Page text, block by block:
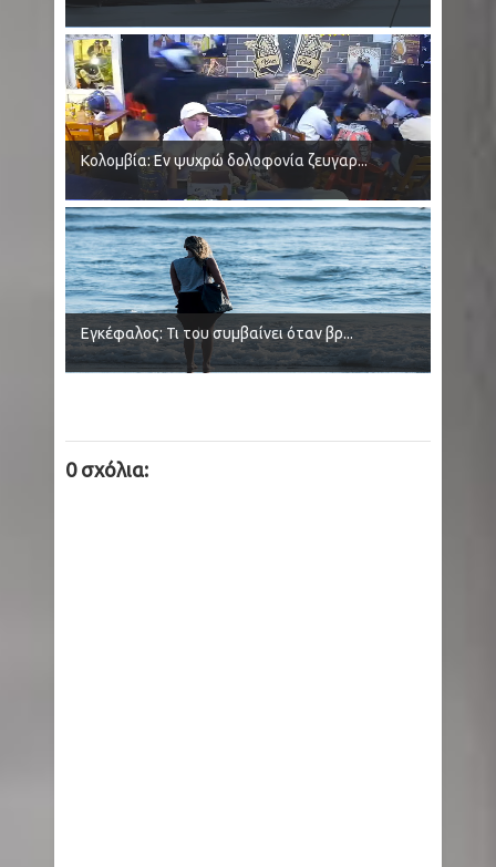
προστατεύσει τον άνδρα της - Ήταν γονείς
6χρονου κοριτσιού
Ρωσία: Μαύρες Χήρες - Παντρεύονται
νεοσύλλεκτους στρατιώτες για να εισπράξουν
αποζημιώσεις θανάτου
Κρήτη - Σητεία: Πυρκαγιά τώρα στην περιοχή
Καρυδι - Σηκώθηκαν 2 αεροσκάφη - Μήνυμα
του 112 για ετοιμότητα
Μύκονος: Άφησαν γαιδουράκι με δεμένα πόδια
Κολομβία: Εν ψυχρώ δολοφονία ζευγαρ...
Εγκέφαλος: Τι του συμβαίνει όταν βρ...
0 σχόλια: